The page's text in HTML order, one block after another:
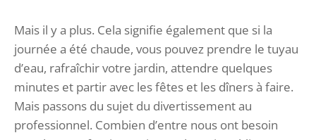
Mais il y a plus. Cela signifie également que si la
journée a été chaude, vous pouvez prendre le tuyau
d’eau, rafraîchir votre jardin, attendre quelques
minutes et partir avec les fêtes et les dîners à faire.
Mais passons du sujet du divertissement au
professionnel. Combien d’entre nous ont besoin